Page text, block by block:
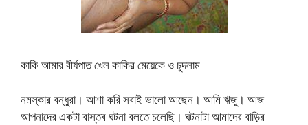
কাকি আমার বীর্যপাত খেল কাকির মেয়েকে ও চুদলাম
নমস্কার বন্ধুরা। আশা করি সবাই ভালো আছেন। আমি ঋজু। আজ
আপনাদের একটা বাস্তব ঘটনা বলতে চলেছি। ঘটনাটা আমাদের বাড়ির